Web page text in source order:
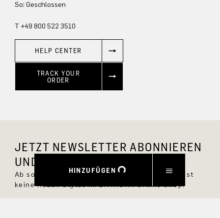
HINZUFÜGEN
So: Geschlossen
T +49 800 522 3510
HELP CENTER
TRACK YOUR
ORDER
JETZT NEWSLETTER ABONNIEREN
UND 10 % RABATT SICHERN.
Ab sofort bist Du immer up to date und verpasst
keine neuen Styles im DRYKORN Online Shop.